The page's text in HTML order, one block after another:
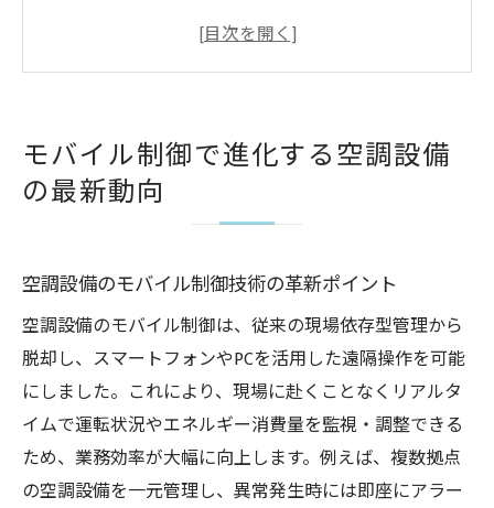
大阪の空調設備会社が注目する最先端事例
空調設備工事に役立つモバイル管理とは
空調設備の未来を担うスマート制御技術
空調設備の省エネ性能が大阪で求められる
背景
空調設備会社が提案する効率的な省エネ方
法
ランキング上位の空調設備が持つ省エネ実
績
大阪サブコンによる省エネ対応の取り組み
モバイル制御で進化する空調設備
の最新動向
空調設備のモバイル制御技術の革新ポイント
空調設備のモバイル制御は、従来の現場依存型管理から
脱却し、スマートフォンやPCを活用した遠隔操作を可能
にしました。これにより、現場に赴くことなくリアルタ
イムで運転状況やエネルギー消費量を監視・調整できる
ため、業務効率が大幅に向上します。例えば、複数拠点
の空調設備を一元管理し、異常発生時には即座にアラー